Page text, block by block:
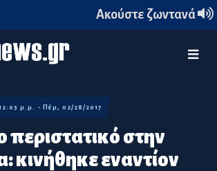
Ακούστε ζωντανά
περιστατικό στην
κινήθηκε εναντίον
μ.μ. - Πέμ, 02/28/2017